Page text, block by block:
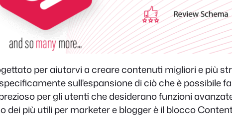
per aiutarvi a creare contenuti migliori e più
sull'espansione di ciò che è possibile
per gli utenti che desiderano funzioni
più utili per marketer e blogger è il blocco